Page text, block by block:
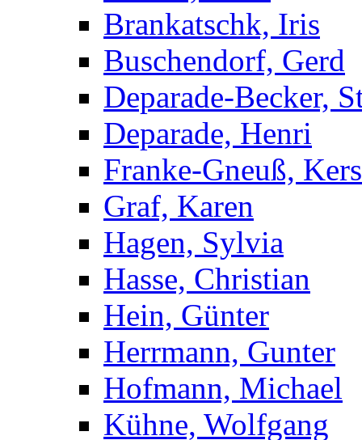
Brankatschk, Iris
Buschendorf, Gerd
Deparade-Becker,
Deparade, Henri
Franke-Gneuß,
Graf, Karen
Hagen, Sylvia
Hasse, Christian
Hein, Günter
Herrmann, Gunter
Hofmann, Michael
Kühne, Wolfgang